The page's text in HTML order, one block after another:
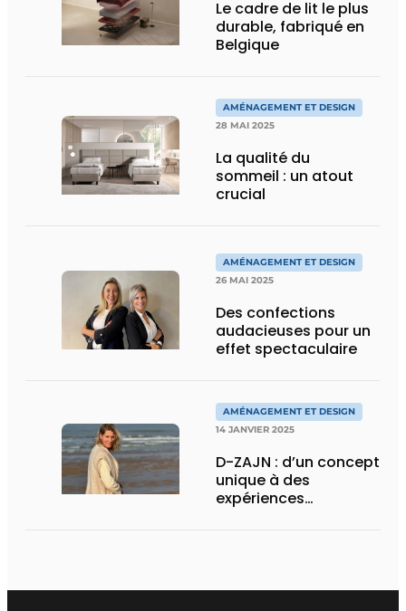
Le cadre de lit le plus
durable, fabriqué en
Belgique
AMÉNAGEMENT ET DESIGN
28 MAI 2025
La qualité du
sommeil : un atout
crucial
AMÉNAGEMENT ET DESIGN
26 MAI 2025
Des confections
audacieuses pour un
effet spectaculaire
AMÉNAGEMENT ET DESIGN
14 JANVIER 2025
D-ZAJN : d’un concept
unique à des
expériences